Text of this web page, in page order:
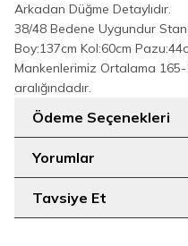
Arkadan Düğme Detaylıdır.
38/48 Bedene Uygundur
Boy:137cm Kol:60cm
Mankenlerimiz Ortalama
aralığındadır.
Ödeme Seçenekleri
Yorumlar
Tavsiye Et